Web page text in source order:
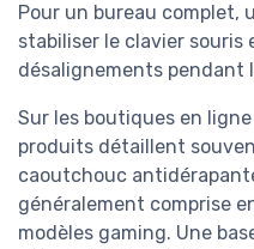
Pour un bureau complet,
stabiliser le clavier souris
désalignements pendant
Sur les boutiques en
produits détaillent
caoutchouc
généralement comprise
modèles gaming. Une